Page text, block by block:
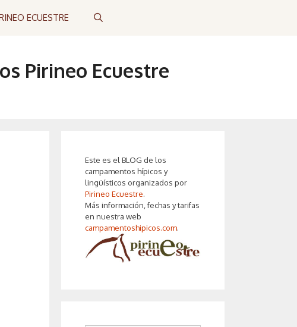
ECUESTRE
Pirineo Ecuestre
Este es el BLOG de los
campamentos hípicos y
lingüísticos organizados por
Pirineo Ecuestre.
Más información, fechas y tarifas
en nuestra web
campamentoshipicos.com.